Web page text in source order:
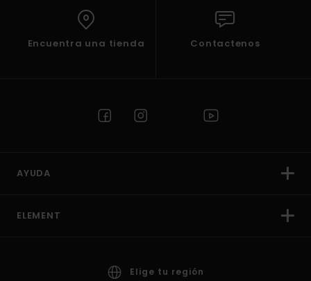
Encuentra una tienda Contactenos
AYUDA
ELEMENT
Elige tu región